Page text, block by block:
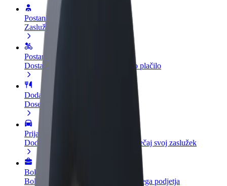
Postani voznik
Zasluži denar pod svojimi pogoji
Postanite kurir
Dostavljaj hrano in prejmi tedensko plačilo
Dodaj restavracijo ali trgovino
Dosezi več strank in zvišaj zaslužek
Prijavi se kot lastnik voznega parka
Dodaj svoj vozni park v Bolt in povečaj svoj zaslužek
Bolt za podjetja
Boltovi izdelki in storitve za rast tvojega podjetja